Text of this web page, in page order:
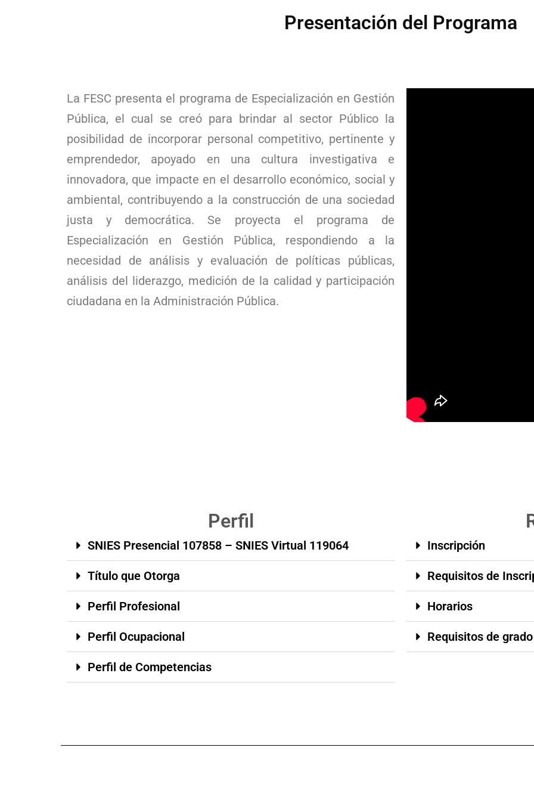
Presentación del Programa
La FESC presenta el programa de Especialización en Gestión
Pública, el cual se creó para brindar al sector Público la
posibilidad de incorporar personal competitivo, pertinente y
emprendedor, apoyado en una cultura investigativa e
innovadora, que impacte en el desarrollo económico, social y
ambiental, contribuyendo a la construcción de una sociedad
justa y democrática. Se proyecta el programa de
Especialización en Gestión Pública, respondiendo a la
necesidad de análisis y evaluación de políticas públicas,
análisis del liderazgo, medición de la calidad y participación
ciudadana en la Administración Pública.
Perfil
SNIES Presencial 107858 – SNIES Virtual 119064
Título que Otorga
Perfil Profesional
Perfil Ocupacional
Perfil de Competencias
Inscripción
Requisitos de
Horarios
Requisitos de grado